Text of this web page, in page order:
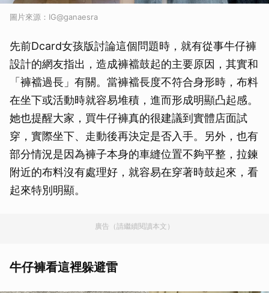
圖片來源：IG@ganaesra
先前Dcard女孩版討論這個問題時，就有從事牛仔褲
設計的網友指出，造成褲襠鼓起的主要原因，其實和
「褲襠過長」有關。當褲襠長度不符合身形時，布料
在坐下或活動時就容易堆積，進而形成明顯凸起感。
她也提醒大家，買牛仔褲真的很建議到實體店面試
穿，實際坐下、走動後再決定是否入手。另外，也有
部分情況是因為褲子本身的車縫位置不夠平整，拉鍊
附近的布料沒有處理好，就容易在穿著時鼓起來，看
起來特別明顯。
廣告（請繼續閱讀本文）
牛仔褲看這裡躲避雷